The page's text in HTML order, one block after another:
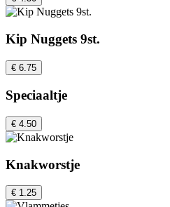
Kip Nuggets 9st.
€ 6.75
Speciaaltje
€ 4.50
Knakworstje
€ 1.25